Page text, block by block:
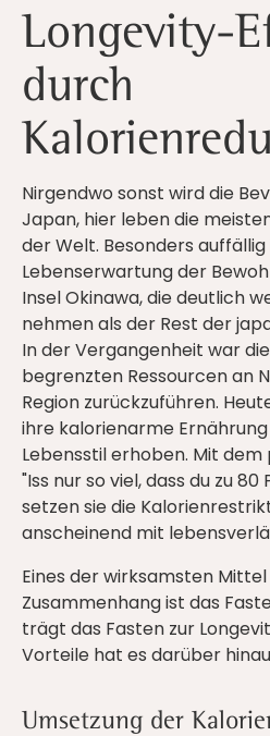
Longevity-
durch
Nirgendwo sonst wird die
Japan, hier leben die
der Welt. Besonders
Lebenserwartung der
Insel Okinawa, die deutlich
nehmen als der Rest der
In der Vergangenheit war
begrenzten Ressourcen an
Region zurückzuführen.
ihre kalorienarme
Lebensstil erhoben. Mit
"Iss nur so viel, dass du zu
setzen sie die
anscheinend mit
Eines der wirksamsten
Zusammenhang ist das
trägt das Fasten zur
Vorteile hat es darüber
Umsetzung der